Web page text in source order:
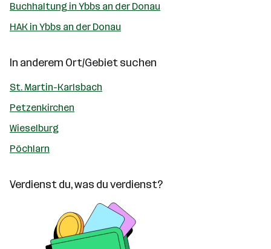
Buchhaltung in Ybbs an der Donau
HAK in Ybbs an der Donau
In anderem Ort/Gebiet suchen
St. Martin-Karlsbach
Petzenkirchen
Wieselburg
Pöchlarn
Verdienst du, was du verdienst?